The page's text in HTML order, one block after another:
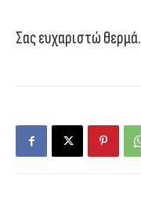
Σας ευχαριστώ θερμά.